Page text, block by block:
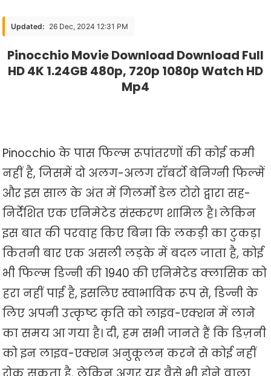
Full
HD
1080p
Watch
HD
Mp4
Updated: 26 Dec, 2024 12:31 PM
Pinocchio Movie Download Download Full
HD 4K 1.24GB 480p, 720p 1080p Watch HD
Mp4
Pinocchio के पास फिल्म रूपांतरणों की कोई कमी
नहीं है, जिसमें दो अलग-अलग रॉबर्टो बेनिग्नी फिल्में
और इस साल के अंत में गिलर्मो डेल टोरो द्वारा सह-
निर्देशित एक एनिमेटेड संस्करण शामिल है। लेकिन
इस बात की परवाह किए बिना कि लकड़ी का टुकड़ा
कितनी बार एक असली लड़के में बदल जाता है, कोई
भी फिल्म डिज्नी की 1940 की एनिमेटेड क्लासिक को
हरा नहीं पाई है, इसलिए स्वाभाविक रूप से, डिज्नी के
लिए अपनी उत्कृष्ट कृति को लाइव-एक्शन में लाने
का समय आ गया है। दी, हम सभी जानते हैं कि डिज़नी
को इन लाइव-एक्शन अनुकूलन करने से कोई नहीं